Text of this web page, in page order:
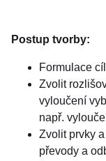
Postup tvorby:
Formulace
Zvolit
vyloučení
např.
Zvolit prvky
převody a